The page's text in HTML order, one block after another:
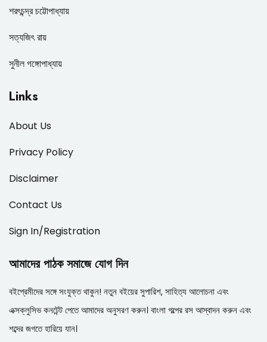
শরৎচন্দ্র চট্টোপাধ্যায়
সত্যজিৎ রায়
সুনীল গঙ্গোপাধ্যায়
Links
About Us
Privacy Policy
Disclaimer
Contact Us
Sign In/Registration
আমাদের পাঠক সমাজে যোগ দিন
বইপ্রেমীদের সঙ্গে সংযুক্ত থাকুন! নতুন বইয়ের সুপারিশ, সাহিত্য আলোচনা এবং
এক্সক্লুসিভ কনটেন্ট পেতে আমাদের অনুসরণ করুন। বাংলা গল্পের রস আস্বাদন করুন এবং
শব্দের জগতে হারিয়ে যান।